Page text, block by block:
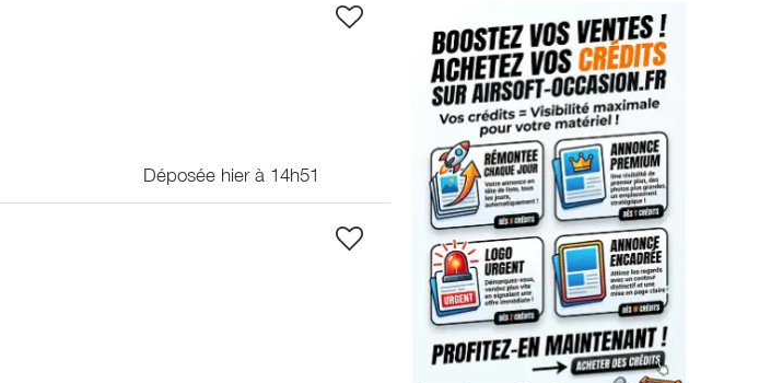
Déposée hier à 14h51